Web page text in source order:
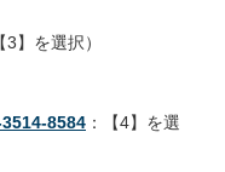
3】を選択）
8584 ：【4】を選